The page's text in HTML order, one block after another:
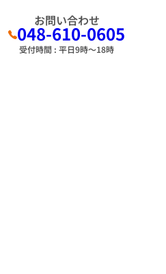
お問い合わせ
048-610-0605
受付時間 : 平日9時～18時